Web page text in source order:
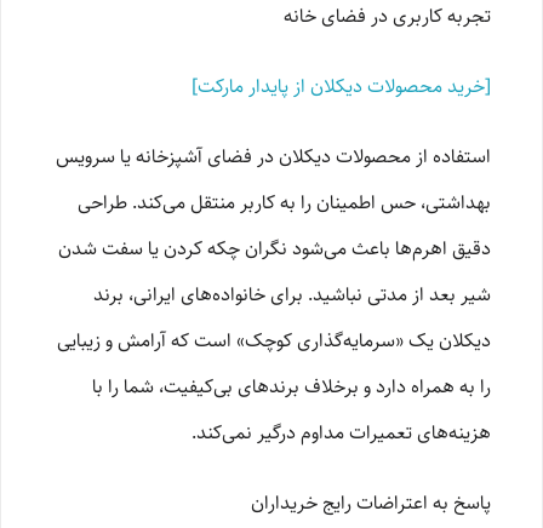
تجربه کاربری در فضای خانه
[خرید محصولات دیکلان از پایدار مارکت]
استفاده از محصولات دیکلان در فضای آشپزخانه یا سرویس
بهداشتی، حس اطمینان را به کاربر منتقل می‌کند. طراحی
دقیق اهرم‌ها باعث می‌شود نگران چکه کردن یا سفت شدن
شیر بعد از مدتی نباشید. برای خانواده‌های ایرانی، برند
دیکلان یک «سرمایه‌گذاری کوچک» است که آرامش و زیبایی
را به همراه دارد و برخلاف برندهای بی‌کیفیت، شما را با
هزینه‌های تعمیرات مداوم درگیر نمی‌کند.
پاسخ به اعتراضات رایج خریداران